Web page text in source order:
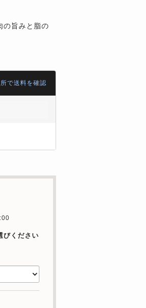
の旨みと脂の
で送料を確認
びください